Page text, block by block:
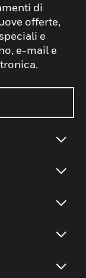
di
offerte,
e
e-mail e